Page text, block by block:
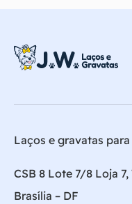
Laços e gravatas
CSB 8 Lote 7/8 Loja 7,
Brasília – DF